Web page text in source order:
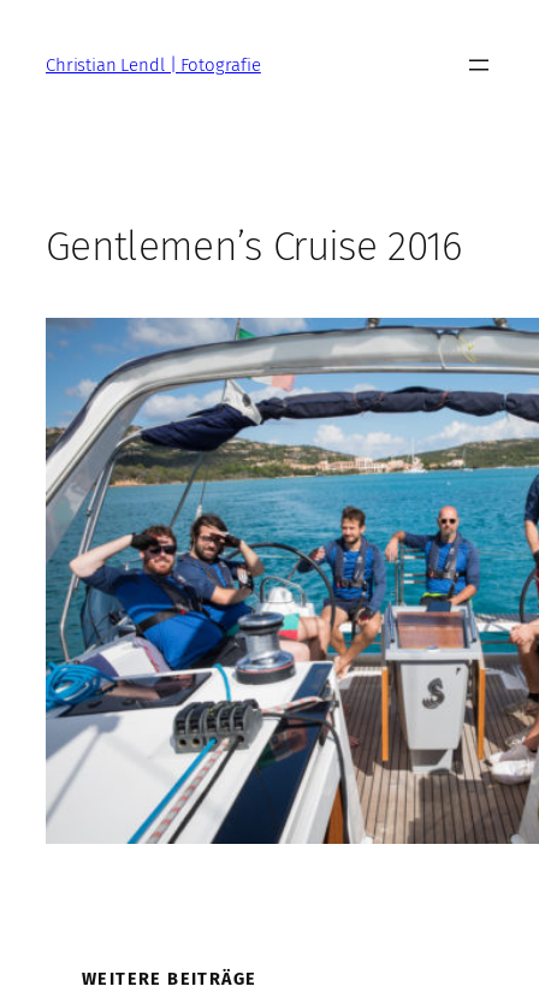
springenChristian Lendl | Fotografie
Gentlemen’s Cruise 2016
WEITERE BEITRÄGE